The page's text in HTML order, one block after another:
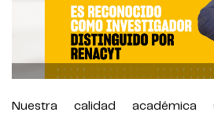
Nuestra calidad